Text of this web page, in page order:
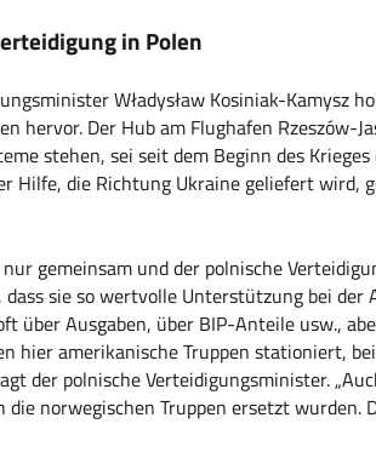
in Polen
Władysław Kosiniak-Kamysz
hervor. Der Hub am Flughafen Rzeszów-
stehen, sei seit dem Beginn des
Hilfe, die Richtung Ukraine geliefert wird,
gemeinsam und der polnische
sie so wertvolle Unterstützung bei der
über Ausgaben, über BIP-Anteile usw.,
hier amerikanische Truppen stationiert,
der polnische Verteidigungsminister.
die norwegischen Truppen ersetzt